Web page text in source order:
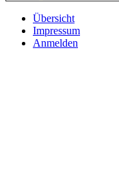
Übersicht
Impressum
Anmelden